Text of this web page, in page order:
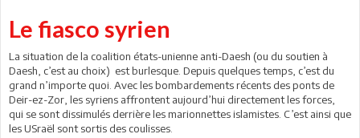
Le fiasco syrien
La situation de la coalition états-unienne anti-Daesh (ou du soutien à
Daesh, c’est au choix) est burlesque. Depuis quelques temps, c’est du
grand n’importe quoi. Avec les bombardements récents des ponts de
Deir-ez-Zor, les syriens affrontent aujourd’hui directement les forces,
qui se sont dissimulés derrière les marionnettes islamistes. C’est ainsi que
les USraël sont sortis des coulisses.